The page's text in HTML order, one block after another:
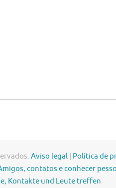
Aviso legal Política de
contatos e conhecer
Kontakte und Leute treffen